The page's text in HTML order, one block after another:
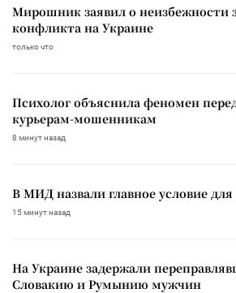
Мирошник заявил о неизбежности
конфликта на Украине
только что
Психолог объяснила феномен
курьерам-мошенникам
8 минут назад
В МИД назвали главное условие
15 минут назад
На Украине задержали
Словакию и Румынию мужчин